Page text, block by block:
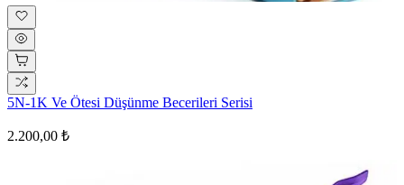
5N-1K Ve Ötesi Düşünme Becerileri Serisi
2.200,00 ₺